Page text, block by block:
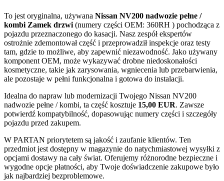
To jest oryginalna, używana Nissan NV200 nadwozie pełne /
kombi Zamek drzwi (numery części OEM: 360RH ) pochodząca z
pojazdu przeznaczonego do kasacji. Nasz zespół ekspertów
ostrożnie zdemontował część i przeprowadził inspekcje oraz testy
tam, gdzie to możliwe, aby zapewnić niezawodność. Jako używany
komponent OEM, może wykazywać drobne niedoskonałości
kosmetyczne, takie jak zarysowania, wgniecenia lub przebarwienia,
ale pozostaje w pełni funkcjonalna i gotowa do instalacji.
Idealna do napraw lub modernizacji Twojego Nissan NV200
nadwozie pełne / kombi, ta część kosztuje 15,00 EUR. Zawsze
potwierdź kompatybilność, dopasowując numery części i szczegóły
pojazdu przed zakupem.
W PARTAN priorytetem są jakość i zaufanie klientów. Ten
przedmiot jest dostępny w magazynie do natychmiastowej wysyłki z
opcjami dostawy na cały świat. Oferujemy różnorodne bezpieczne i
wygodne opcje płatności, aby Twoje doświadczenie zakupowe było
jak najbardziej bezproblemowe.